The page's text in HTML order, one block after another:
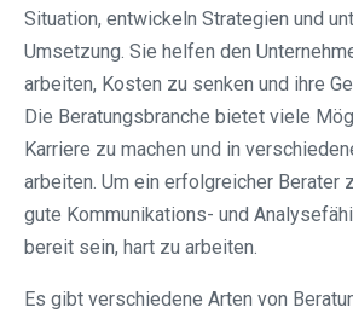
Situation, entwickeln Strategien und
Umsetzung. Sie helfen den
arbeiten, Kosten zu senken und ihre
Die Beratungsbranche bietet viele
Karriere zu machen und in
arbeiten. Um ein erfolgreicher Berater
gute Kommunikations- und
bereit sein, hart zu arbeiten.
Es gibt verschiedene Arten von